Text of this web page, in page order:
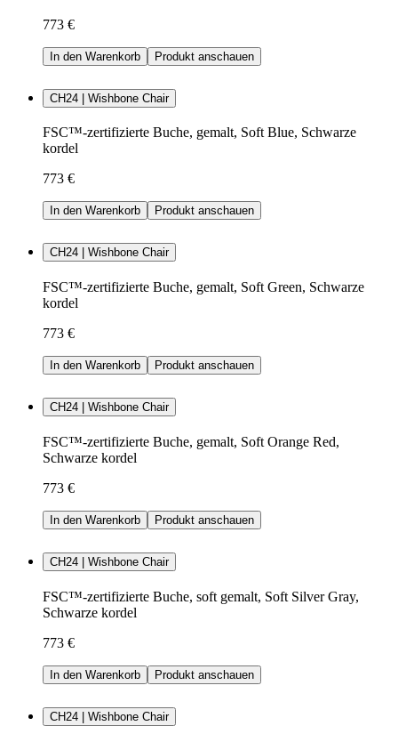
773 €
In den Warenkorb Produkt anschauen
CH24 | Wishbone Chair
FSC™-zertifizierte Buche, gemalt, Soft Blue, Schwarze
kordel
773 €
In den Warenkorb Produkt anschauen
CH24 | Wishbone Chair
FSC™-zertifizierte Buche, gemalt, Soft Green, Schwarze
kordel
773 €
In den Warenkorb Produkt anschauen
CH24 | Wishbone Chair
FSC™-zertifizierte Buche, gemalt, Soft Orange Red,
Schwarze kordel
773 €
In den Warenkorb Produkt anschauen
CH24 | Wishbone Chair
FSC™-zertifizierte Buche, soft gemalt, Soft Silver Gray,
Schwarze kordel
773 €
In den Warenkorb Produkt anschauen
CH24 | Wishbone Chair